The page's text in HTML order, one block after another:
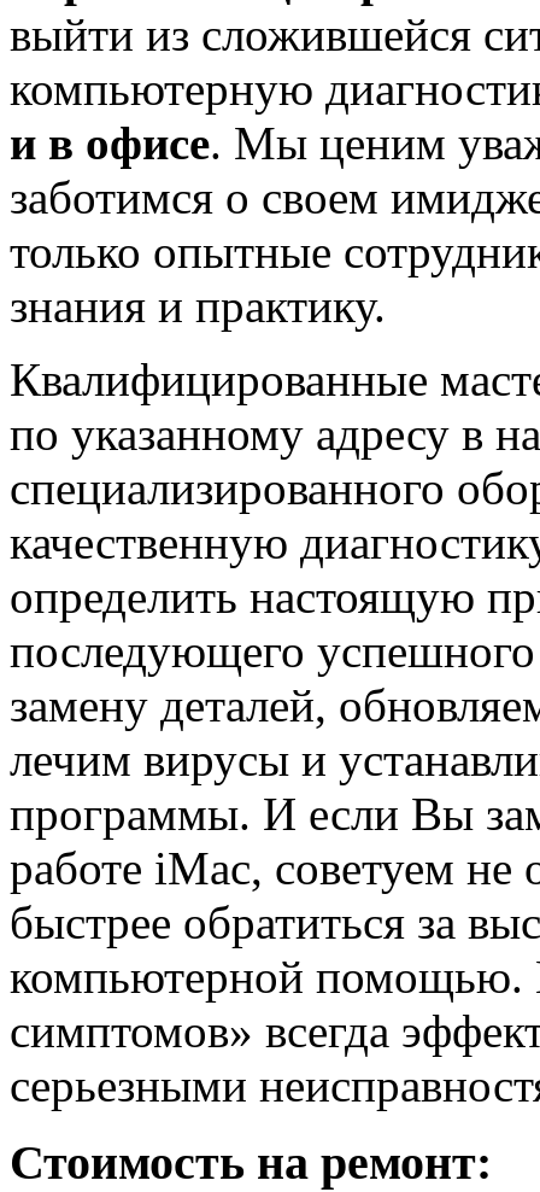
выйти из сложившейся
компьютерную
и в офисе. Мы ценим
заботимся о своем
только опытные
знания и практику.
Квалифицированные
по указанному адресу в
специализированного
качественную
определить настоящую
последующего
замену деталей,
лечим вирусы и
программы. И если Вы
работе iMac, советуем не
быстрее обратиться за
компьютерной помощью.
симптомов» всегда
серьезными
Стоимость на ремонт: